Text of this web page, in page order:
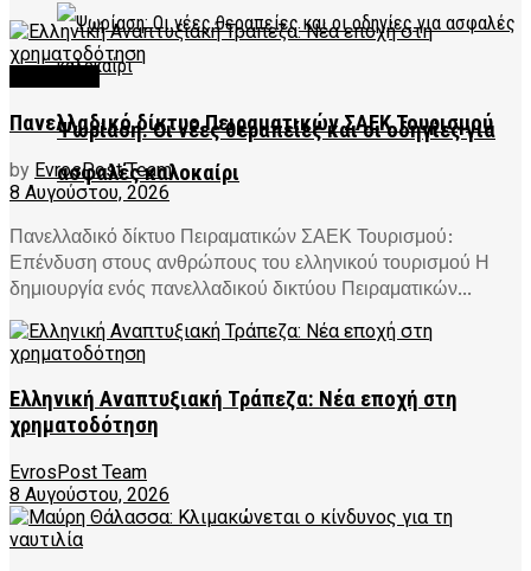
Ψωρίαση: Οι νέες θεραπείες και οι οδηγίες για
ασφαλές καλοκαίρι
Πανελλαδικό δίκτυο Πειραματικών ΣΑΕΚ Τουρισμού
by EvrosPost Team
8 Αυγούστου, 2026
Πανελλαδικό δίκτυο Πειραματικών ΣΑΕΚ Τουρισμού:
Επένδυση στους ανθρώπους του ελληνικού τουρισμού Η
δημιουργία ενός πανελλαδικού δικτύου Πειραματικών...
Ελληνική Αναπτυξιακή Τράπεζα: Νέα εποχή στη
χρηματοδότηση
EvrosPost Team
8 Αυγούστου, 2026